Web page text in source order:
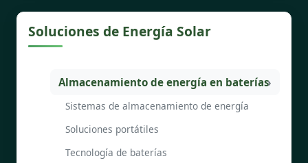
Soluciones de Energía Solar
Almacenamiento de energía en baterías
Sistemas de almacenamiento de energía
Soluciones portátiles
Tecnología de baterías